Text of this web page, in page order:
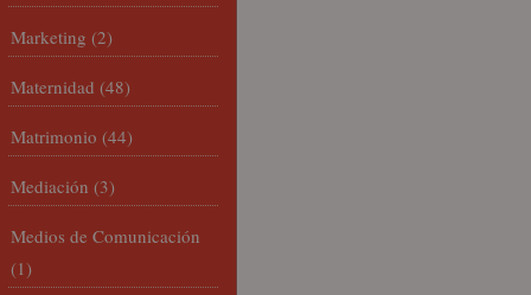
Marketing (2)
Maternidad (48)
Matrimonio (44)
Mediación (3)
Medios de Comunicación
(1)